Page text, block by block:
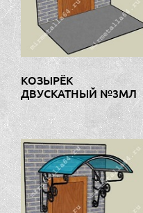
КОЗЫРЁК
ДВУСКАТНЫЙ №3МЛ